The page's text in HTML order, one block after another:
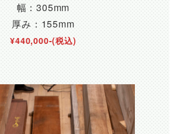
幅：305mm
厚み：155mm
¥440,000-(税込)